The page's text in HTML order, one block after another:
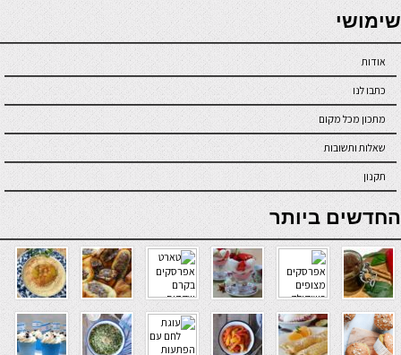
seriöse online casinos österreich
שימושי
אודות
כתבו לנו
מתכון מכל מקום
שאלות ותשובות
תקנון
online casino
החדשים ביותר